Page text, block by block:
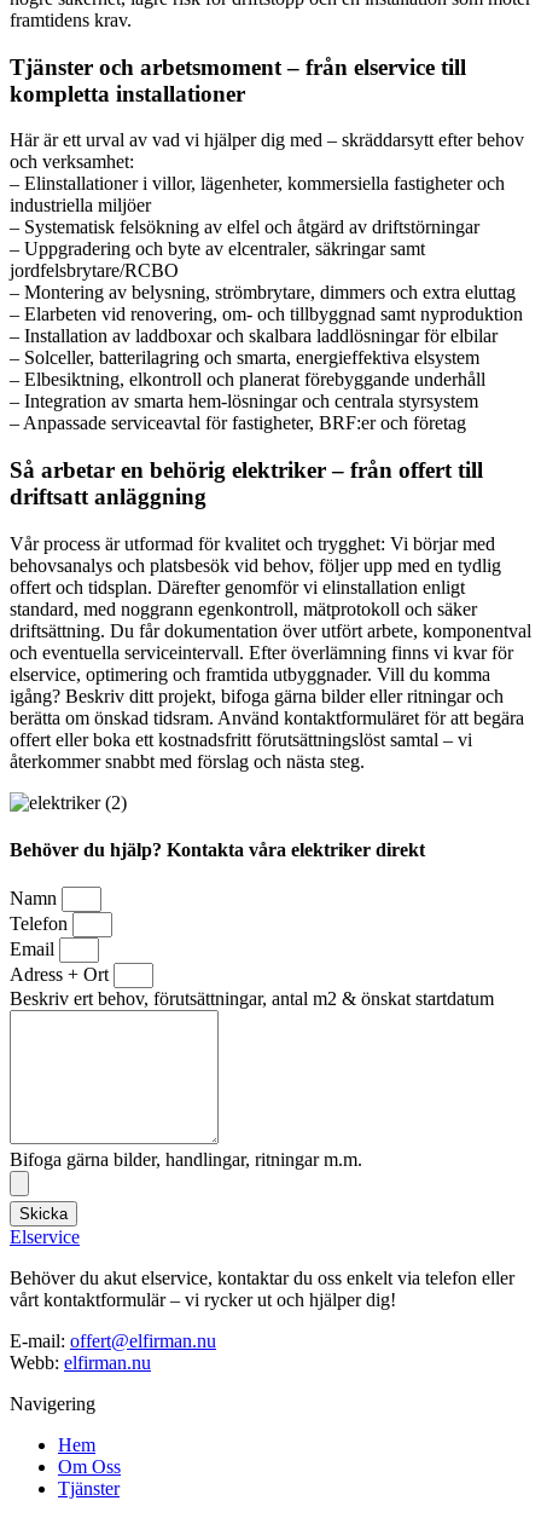
framtidens krav.
Tjänster och arbetsmoment – från elservice till
kompletta installationer
Här är ett urval av vad vi hjälper dig med – skräddarsytt efter behov
och verksamhet:
– Elinstallationer i villor, lägenheter, kommersiella fastigheter och
industriella miljöer
– Systematisk felsökning av elfel och åtgärd av driftstörningar
– Uppgradering och byte av elcentraler, säkringar samt
jordfelsbrytare/RCBO
– Montering av belysning, strömbrytare, dimmers och extra eluttag
– Elarbeten vid renovering, om- och tillbyggnad samt nyproduktion
– Installation av laddboxar och skalbara laddlösningar för elbilar
– Solceller, batterilagring och smarta, energieffektiva elsystem
– Elbesiktning, elkontroll och planerat förebyggande underhåll
– Integration av smarta hem-lösningar och centrala styrsystem
– Anpassade serviceavtal för fastigheter, BRF:er och företag
Så arbetar en behörig elektriker – från offert till
driftsatt anläggning
Vår process är utformad för kvalitet och trygghet: Vi börjar med
behovsanalys och platsbesök vid behov, följer upp med en tydlig
offert och tidsplan. Därefter genomför vi elinstallation enligt
standard, med noggrann egenkontroll, mätprotokoll och säker
driftsättning. Du får dokumentation över utfört arbete, komponentval
och eventuella serviceintervall. Efter överlämning finns vi kvar för
elservice, optimering och framtida utbyggnader. Vill du komma
igång? Beskriv ditt projekt, bifoga gärna bilder eller ritningar och
berätta om önskad tidsram. Använd kontaktformuläret för att begära
offert eller boka ett kostnadsfritt förutsättningslöst samtal – vi
återkommer snabbt med förslag och nästa steg.
Behöver du hjälp? Kontakta våra elektriker direkt
Namn
Telefon
Email
Adress + Ort
Beskriv ert behov, förutsättningar, antal m2 & önskat startdatum
Bifoga gärna bilder, handlingar, ritningar m.m.
Skicka
Elservice
Behöver du akut elservice, kontaktar du oss enkelt via telefon eller
vårt kontaktformulär – vi rycker ut och hjälper dig!
E-mail: offert@elfirman.nu
Webb: elfirman.nu
Navigering
Hem
Om Oss
Tjänster